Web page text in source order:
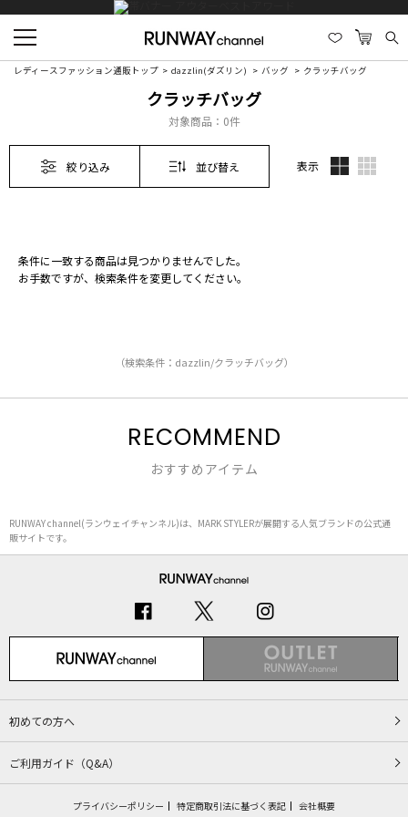
レディースファッション通販トップ dazzlin(ダズリン) バッグ クラッチバッグ
クラッチバッグ
対象商品： 0件
絞り込み 並び替え 表示
条件に一致する商品は見つかりませんでした。
お手数ですが、検索条件を変更してください。
（検索条件：dazzlin/クラッチバッグ）
RECOMMEND
おすすめアイテム
RUNWAY channel(ランウェイチャンネル)は、MARK STYLERが展開する人気ブランドの公式通
販サイトです。
初めての方へ
ご利用ガイド（Q&A）
プライバシーポリシー 特定商取引法に基づく表記 会社概要